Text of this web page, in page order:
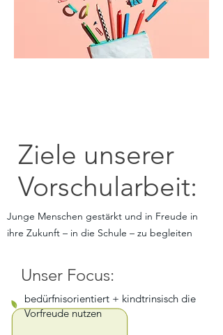
Ziele unserer
Vorschularbeit:
Junge Menschen gestärkt und in Freude in
ihre Zukunft – in die Schule – zu begleiten
bedürfnisorientiert + kindtrinsisch die
Vorfreude nutzen
Unser Focus: